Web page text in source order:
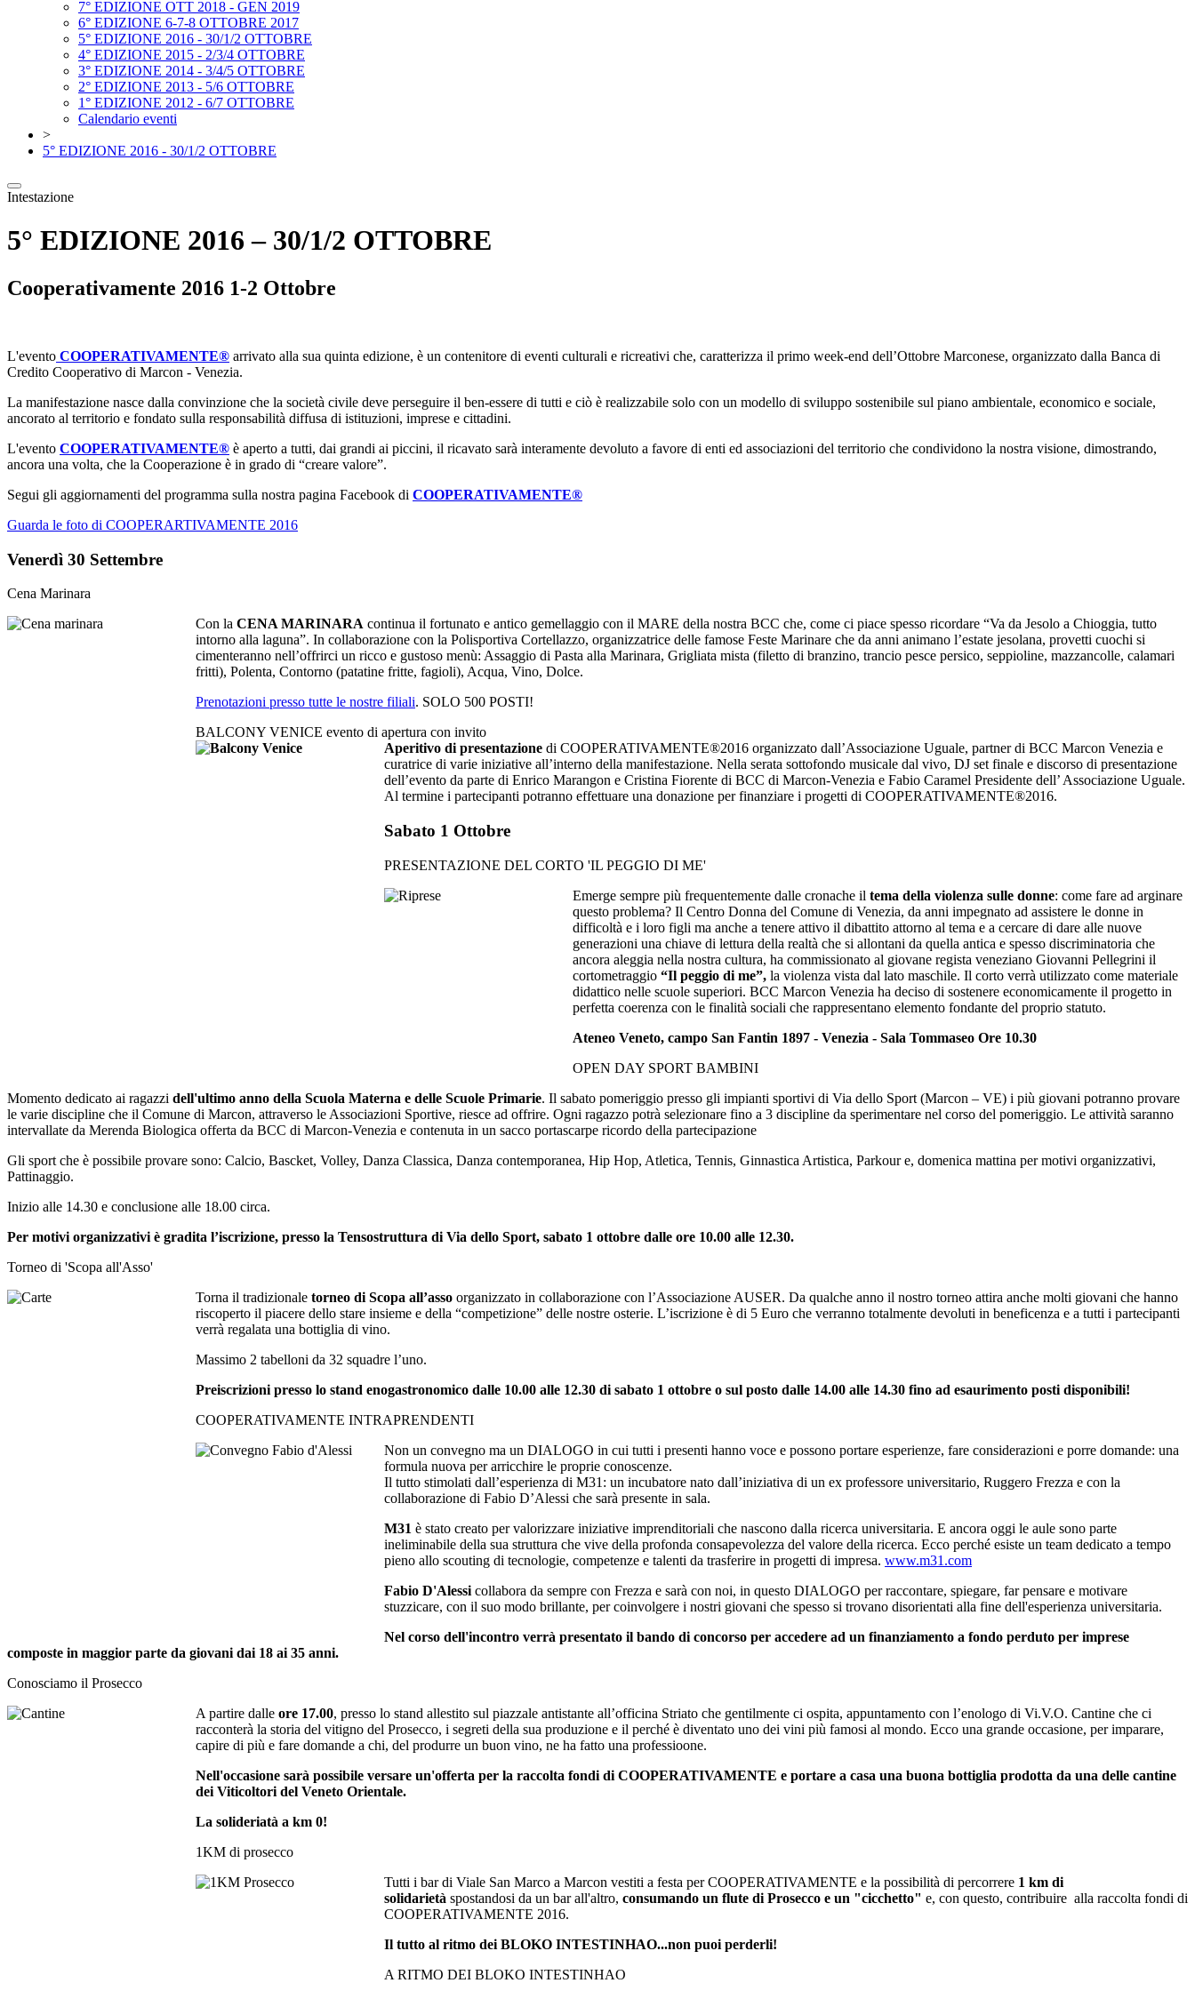
7° EDIZIONE OTT 2018 - GEN 2019
6° EDIZIONE 6-7-8 OTTOBRE 2017
5° EDIZIONE 2016 - 30/1/2 OTTOBRE
4° EDIZIONE 2015 - 2/3/4 OTTOBRE
3° EDIZIONE 2014 - 3/4/5 OTTOBRE
2° EDIZIONE 2013 - 5/6 OTTOBRE
1° EDIZIONE 2012 - 6/7 OTTOBRE
Calendario eventi
>
5° EDIZIONE 2016 - 30/1/2 OTTOBRE
Intestazione
5° EDIZIONE 2016 – 30/1/2 OTTOBRE
Cooperativamente 2016 1-2 Ottobre
L'evento COOPERATIVAMENTE® arrivato alla sua quinta edizione, è un contenitore di eventi culturali e ricreativi che, caratterizza il primo week-end dell’Ottobre Marconese, organizzato dalla ‎Banca di
Credito Cooperativo di ‎Marcon - Venezia.
La ‎manifestazione nasce dalla convinzione che la società civile deve perseguire il ben-essere di tutti e ciò è realizzabile solo con un modello di ‎sviluppo ‎sostenibile sul piano ambientale, economico e sociale,
ancorato al ‎territorio e fondato sulla responsabilità diffusa di ‎istituzioni, ‎imprese e cittadini.
L'evento COOPERATIVAMENTE® è aperto a tutti, dai grandi ai piccini, il ricavato sarà interamente devoluto a favore di enti ed associazioni del territorio che condividono la nostra visione, dimostrando,
ancora una volta, che la Cooperazione è in grado di “creare valore”.
Segui gli aggiornamenti del programma sulla nostra pagina Facebook di COOPERATIVAMENTE®
Guarda le foto di COOPERARTIVAMENTE 2016
Venerdì 30 Settembre
Cena Marinara
Con la CENA MARINARA continua il fortunato e antico gemellaggio con il MARE della nostra BCC che, come ci piace spesso ricordare “Va da Jesolo a Chioggia, tutto
intorno alla laguna”. In collaborazione con la Polisportiva Cortellazzo, organizzatrice delle famose Feste Marinare che da anni animano l’estate jesolana, provetti cuochi si
cimenteranno nell’offrirci un ricco e gustoso menù: Assaggio di Pasta alla Marinara, Grigliata mista (filetto di branzino, trancio pesce persico, seppioline, mazzancolle, calamari
fritti), Polenta, Contorno (patatine fritte, fagioli), Acqua, Vino, Dolce.
Prenotazioni presso tutte le nostre filiali. SOLO 500 POSTI!
BALCONY VENICE evento di apertura con invito
Aperitivo di presentazione di COOPERATIVAMENTE®2016 organizzato dall’Associazione Uguale, partner di BCC Marcon Venezia e
curatrice di varie iniziative all’interno della manifestazione. Nella serata sottofondo musicale dal vivo, DJ set finale e discorso di presentazione
dell’evento da parte di Enrico Marangon e Cristina Fiorente di BCC di Marcon-Venezia e Fabio Caramel Presidente dell’ Associazione Uguale.
Al termine i partecipanti potranno effettuare una donazione per finanziare i progetti di COOPERATIVAMENTE®2016.
Sabato 1 Ottobre
PRESENTAZIONE DEL CORTO 'IL PEGGIO DI ME'
Emerge sempre più frequentemente dalle cronache il tema della violenza sulle donne: come fare ad arginare
questo problema? Il Centro Donna del Comune di Venezia, da anni impegnato ad assistere le donne in
difficoltà e i loro figli ma anche a tenere attivo il dibattito attorno al tema e a cercare di dare alle nuove
generazioni una chiave di lettura della realtà che si allontani da quella antica e spesso discriminatoria che
ancora aleggia nella nostra cultura, ha commissionato al giovane regista veneziano Giovanni Pellegrini il
cortometraggio “Il peggio di me”, la violenza vista dal lato maschile. Il corto verrà utilizzato come materiale
didattico nelle scuole superiori. BCC Marcon Venezia ha deciso di sostenere economicamente il progetto in
perfetta coerenza con le finalità sociali che rappresentano elemento fondante del proprio statuto.
Ateneo Veneto, campo San Fantin 1897 - Venezia - Sala Tommaseo Ore 10.30
OPEN DAY SPORT BAMBINI
Momento dedicato ai ragazzi dell'ultimo anno della Scuola Materna e delle Scuole Primarie. Il sabato pomeriggio presso gli impianti sportivi di Via dello Sport (Marcon – VE) i più giovani potranno provare
le varie discipline che il Comune di Marcon, attraverso le Associazioni Sportive, riesce ad offrire. Ogni ragazzo potrà selezionare fino a 3 discipline da sperimentare nel corso del pomeriggio. Le attività saranno
intervallate da Merenda Biologica offerta da BCC di Marcon-Venezia e contenuta in un sacco portascarpe ricordo della partecipazione
Gli sport che è possibile provare sono: Calcio, Bascket, Volley, Danza Classica, Danza contemporanea, Hip Hop, Atletica, Tennis, Ginnastica Artistica, Parkour e, domenica mattina per motivi organizzativi,
Pattinaggio.
Inizio alle 14.30 e conclusione alle 18.00 circa.
Per motivi organizzativi è gradita l’iscrizione, presso la Tensostruttura di Via dello Sport, sabato 1 ottobre dalle ore 10.00 alle 12.30.
Torneo di 'Scopa all'Asso'
Torna il tradizionale torneo di Scopa all’asso organizzato in collaborazione con l’Associazione AUSER. Da qualche anno il nostro torneo attira anche molti giovani che hanno
riscoperto il piacere dello stare insieme e della “competizione” delle nostre osterie. L’iscrizione è di 5 Euro che verranno totalmente devoluti in beneficenza e a tutti i partecipanti
verrà regalata una bottiglia di vino.
Massimo 2 tabelloni da 32 squadre l’uno.
Preiscrizioni presso lo stand enogastronomico dalle 10.00 alle 12.30 di sabato 1 ottobre o sul posto dalle 14.00 alle 14.30 fino ad esaurimento posti disponibili!
COOPERATIVAMENTE INTRAPRENDENTI
Non un convegno ma un DIALOGO in cui tutti i presenti hanno voce e possono portare esperienze, fare considerazioni e porre domande: una
formula nuova per arricchire le proprie conoscenze.
Il tutto stimolati dall’esperienza di M31: un incubatore nato dall’iniziativa di un ex professore universitario, Ruggero Frezza e con la
collaborazione di Fabio D’Alessi che sarà presente in sala.
M31 è stato creato per valorizzare iniziative imprenditoriali che nascono dalla ricerca universitaria. E ancora oggi le aule sono parte
ineliminabile della sua struttura che vive della profonda consapevolezza del valore della ricerca. Ecco perché esiste un team dedicato a tempo
pieno allo scouting di tecnologie, competenze e talenti da trasferire in progetti di impresa. www.m31.com
Fabio D'Alessi collabora da sempre con Frezza e sarà con noi, in questo DIALOGO per raccontare, spiegare, far pensare e motivare
stuzzicare, con il suo modo brillante, per coinvolgere i nostri giovani che spesso si trovano disorientati alla fine dell'esperienza universitaria.
Nel corso dell'incontro verrà presentato il bando di concorso per accedere ad un finanziamento a fondo perduto per imprese
composte in maggior parte da giovani dai 18 ai 35 anni.
Conosciamo il Prosecco
A partire dalle ore 17.00, presso lo stand allestito sul piazzale antistante all’officina Striato che gentilmente ci ospita, appuntamento con l’enologo di Vi.V.O. Cantine che ci
racconterà la storia del vitigno del Prosecco, i segreti della sua produzione e il perché è diventato uno dei vini più famosi al mondo. Ecco una grande occasione, per imparare,
capire di più e fare domande a chi, del produrre un buon vino, ne ha fatto una professioone.
Nell'occasione sarà possibile versare un'offerta per la raccolta fondi di COOPERATIVAMENTE e portare a casa una buona bottiglia prodotta da una delle cantine
dei Viticoltori del Veneto Orientale.
La solideriatà a km 0!
1KM di prosecco
Tutti i bar di Viale San Marco a Marcon vestiti a festa per COOPERATIVAMENTE e la possibilità di percorrere 1 km di
solidarietà spostandosi da un bar all'altro, consumando un flute di Prosecco e un "cicchetto" e, con questo, contribuire alla raccolta fondi di
COOPERATIVAMENTE 2016.
Il tutto al ritmo dei BLOKO INTESTINHAO...non puoi perderli!
A RITMO DEI BLOKO INTESTINHAO